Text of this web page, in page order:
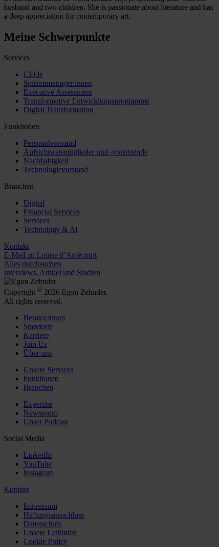
husband and two children. She is passionate about literature and has
a deep appreciation for contemporary art.
Meine Schwerpunkte
Services
CEOs
Spitzenmanager:innen
Executive Assessment
Transformative Entwicklungsprogramme
Digital Transformation
Funktionen
Personalvorstand
Aufsichtsratsmitglieder und -vorsitzende
Nachhaltigkeit
Technologievorstand
Branchen
Digital
Financial Services
Services
Technology & AI
Kontakt
E-Mail an Louise d’Amécourt
Alles durchsuchen
Interviews, Artikel und Studien
Copyright © 2026 Egon Zehnder.
All rights reserved.
Berater:innen
Standorte
Karriere
Join Us
Über uns
Unsere Services
Funktionen
Branchen
Expertise
Newsroom
Unser Podcast
Social Media
LinkedIn
YouTube
Instagram
Kontakt
Impressum
Haftungsausschluss
Datenschutz
Unsere Leitlinien
Cookie Policy